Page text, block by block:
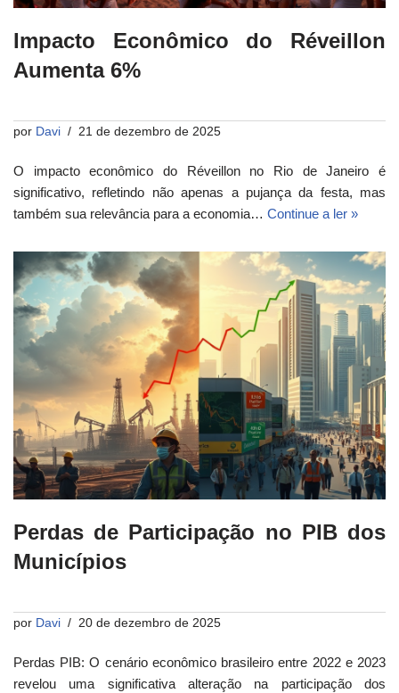
Impacto Econômico do Réveillon
Aumenta 6%
por Davi 21 de dezembro de 2025
O impacto econômico do Réveillon no Rio de Janeiro é
significativo, refletindo não apenas a pujança da festa, mas
também sua relevância para a economia… Continue a ler »
Perdas de Participação no PIB dos
Municípios
por Davi 20 de dezembro de 2025
Perdas PIB: O cenário econômico brasileiro entre 2022 e 2023
revelou uma significativa alteração na participação dos